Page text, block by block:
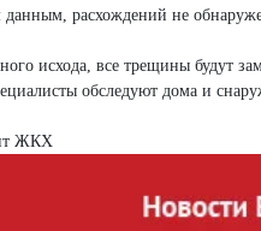
данным, расхождений не
исхода, все трещины будут
обследуют дома и
ЖКХ